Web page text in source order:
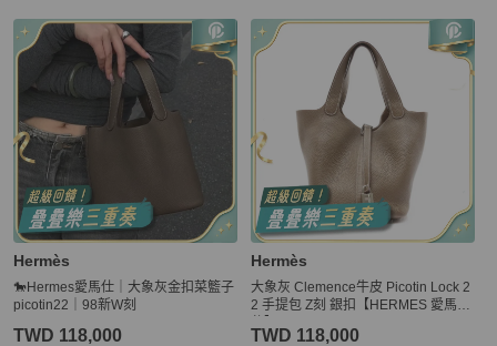
Hermès
🐎Hermes愛馬仕｜大象灰金扣菜籃子
picotin22｜98新W刻
TWD 118,000
Hermès
大象灰 Clemence牛皮 Picotin Lock 2
2 手提包 Z刻 銀扣【HERMES 愛馬
TWD 118,000